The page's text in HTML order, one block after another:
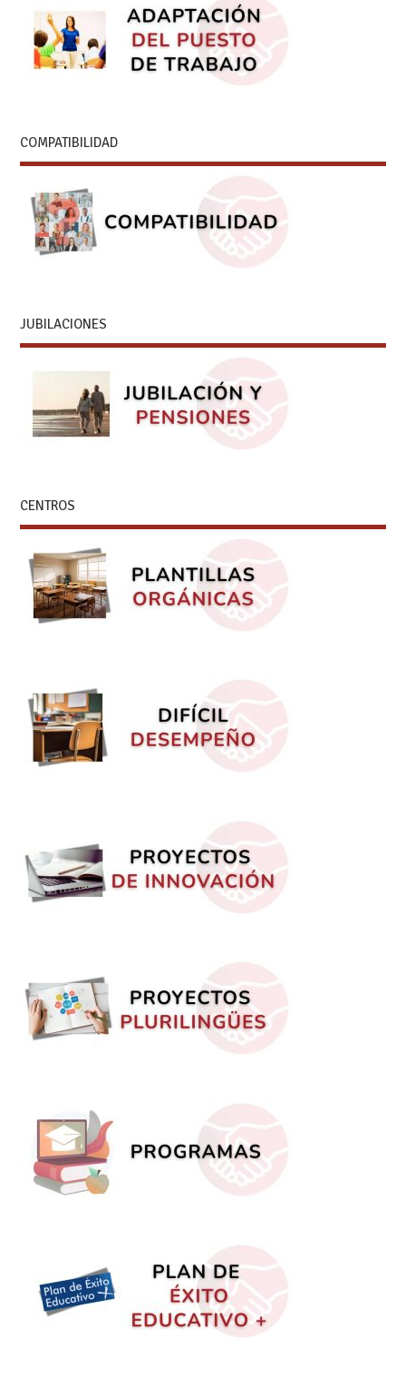
COMPATIBILIDAD
JUBILACIONES
CENTROS